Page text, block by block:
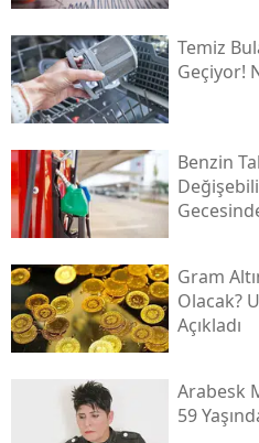
Temiz
Geçiyor!
Benzin
Gram
Olacak?
Açıkladı
Arabesk
59